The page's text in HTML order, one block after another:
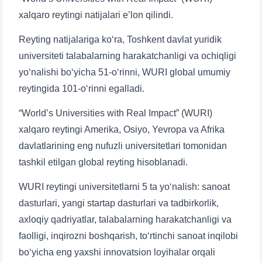
xalqaro reytingi natijalari e’lon qilindi.
Reyting natijalariga ko‘ra, Toshkent davlat yuridik
universiteti talabalarning harakatchanligi va ochiqligi
yo‘nalishi bo‘yicha 51-o‘rinni, WURI global umumiy
reytingida 101-o‘rinni egalladi.
“World’s Universities with Real Impact” (WURI)
xalqaro reytingi Amerika, Osiyo, Yevropa va Afrika
davlatlarining eng nufuzli universitetlari tomonidan
tashkil etilgan global reyting hisoblanadi.
WURI reytingi universitetlarni 5 ta yo‘nalish: sanoat
dasturlari, yangi startap dasturlari va tadbirkorlik,
axloqiy qadriyatlar, talabalarning harakatchanligi va
faolligi, inqirozni boshqarish, to‘rtinchi sanoat inqilobi
bo‘yicha eng yaxshi innovatsion loyihalar orqali